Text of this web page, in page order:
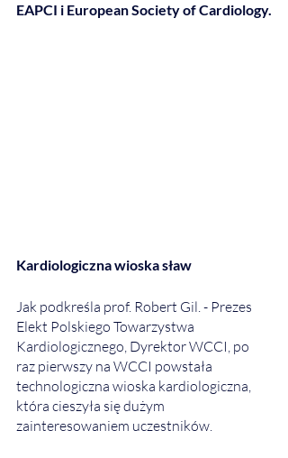
Kardiologiczna wioska sław
Jak podkreśla prof. Robert Gil. - Prezes
Elekt Polskiego Towarzystwa
Kardiologicznego, Dyrektor WCCI, po
raz pierwszy na WCCI powstała
technologiczna wioska kardiologiczna,
która cieszyła się dużym
zainteresowaniem uczestników.